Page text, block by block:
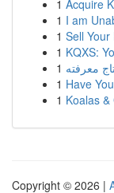
1 Acquire
1 I am
1 Sell
1 KQXS:
1 معرفته
1 Have
1 Koalas
Copyright © 2026 |